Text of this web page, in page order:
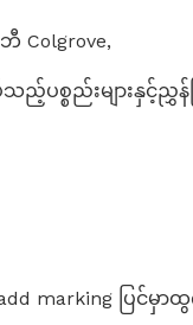
Colgrove,
စ္စည်းများနှင့်ညွှန်
marking ပြင်မှာထွ